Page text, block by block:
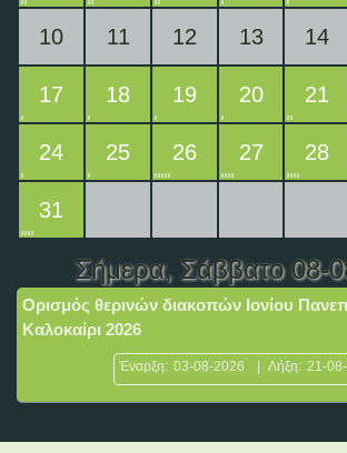
10 11 12 13 14
17 18 19 20 21
24 25 26 27 28
31
Σήμερα, Σάββατο 08-
Ορισμός θερινών διακοπών Ιονίου
Καλοκαίρι 2026
Έναρξη: 03-08-2026 | Λήξη: 21-